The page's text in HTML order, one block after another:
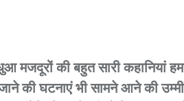
की बहुत सारी कहानियां
की घटनाएं भी सामने आने की